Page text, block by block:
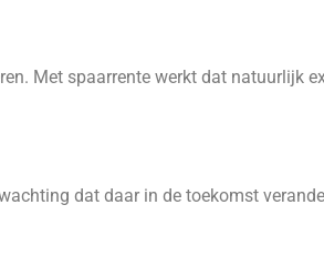
Met spaarrente werkt dat natuurlijk
dat daar in de toekomst